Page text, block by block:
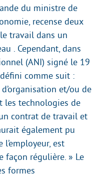
du ministre de
recense deux
travail dans un
. Cependant, dans
(ANI) signé le 19
comme suit :
et/ou de
les technologies de
contrat de travail et
également pu
est
façon régulière. » Le
formes